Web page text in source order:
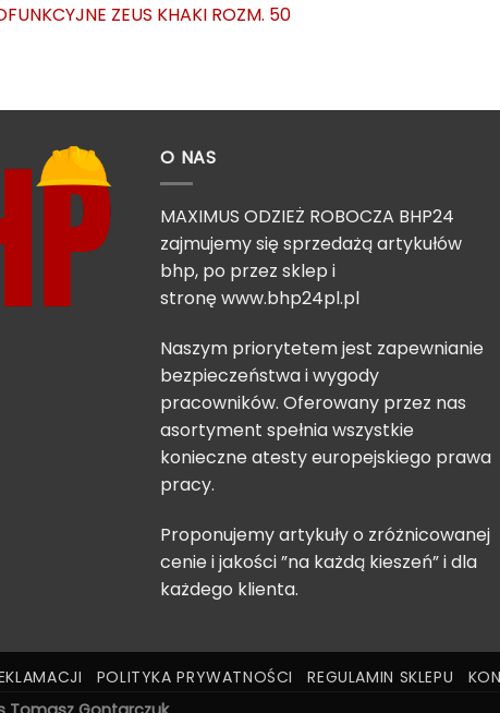
ZEUS KHAKI ROZM. 50
O NAS
MAXIMUS ODZIEŻ ROBOCZA BHP24
zajmujemy się sprzedażą artykułów
bhp, po przez sklep i
stronę www.bhp24pl.pl
Naszym priorytetem jest zapewnianie
bezpieczeństwa i wygody
pracowników. Oferowany przez nas
asortyment spełnia wszystkie
konieczne atesty europejskiego prawa
pracy.
Proponujemy artykuły o zróżnicowanej
cenie i jakości ”na każdą kieszeń” i dla
każdego klienta.
POLITYKA PRYWATNOŚCI REGULAMIN SKLEPU